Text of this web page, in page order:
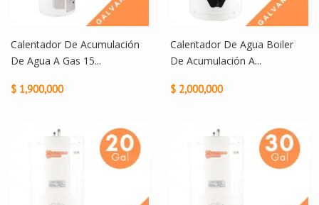
Calentador De Acumulación
De Agua A Gas 15...
$ 1,900,000
Calentador De Agua Boiler
De Acumulación A...
$ 2,000,000